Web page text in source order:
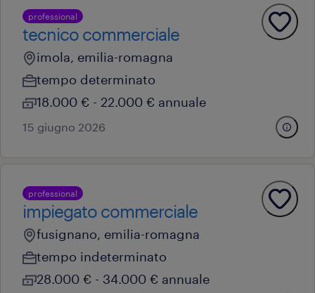
professional
tecnico commerciale
imola, emilia-romagna
tempo determinato
18.000 € - 22.000 € annuale
15 giugno 2026
professional
impiegato commerciale
fusignano, emilia-romagna
tempo indeterminato
28.000 € - 34.000 € annuale